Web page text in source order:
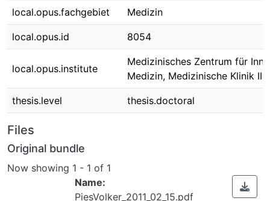
local.opus.fachgebiet Medizin
local.opus.id 8054
local.opus.institute
Medizinisches Zentrum für
Medizin, Medizinische Klinik II
thesis.level thesis.doctoral
Files
Original bundle
Now showing 1 - 1 of 1
Name:
PiesVolker_2011_02_15.pdf